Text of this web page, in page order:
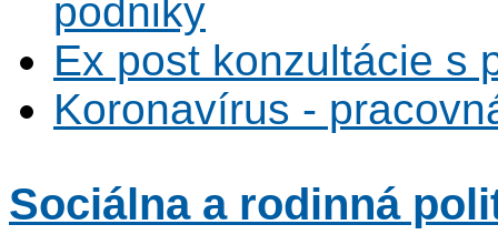
podniky
Ex post konzultácie s
Koronavírus -
Sociálnaa rodinná